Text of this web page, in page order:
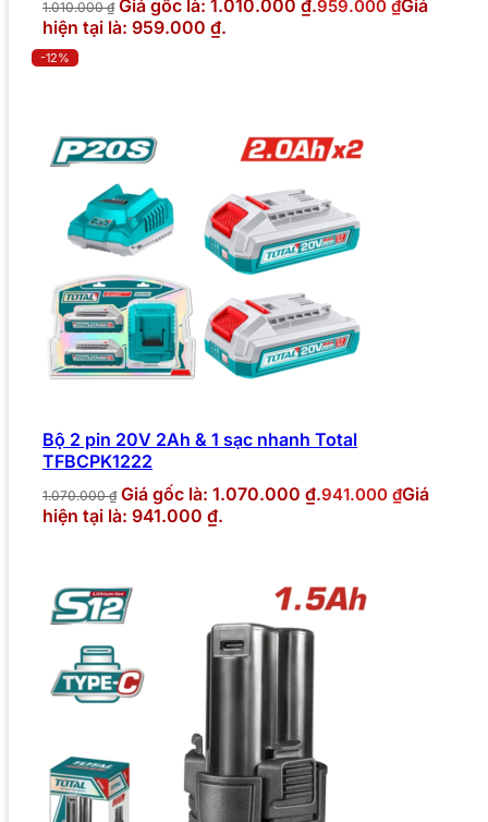
1.010.000₫ Giá gốc là: 1.010.000 ₫.959.000 ₫Giá
hiện tại là: 959.000 ₫.
-12%
Bộ 2 pin 20V 2Ah & 1 sạc nhanh Total
TFBCPK1222
1.070.000₫ Giá gốc là: 1.070.000 ₫.941.000 ₫Giá
hiện tại là: 941.000 ₫.